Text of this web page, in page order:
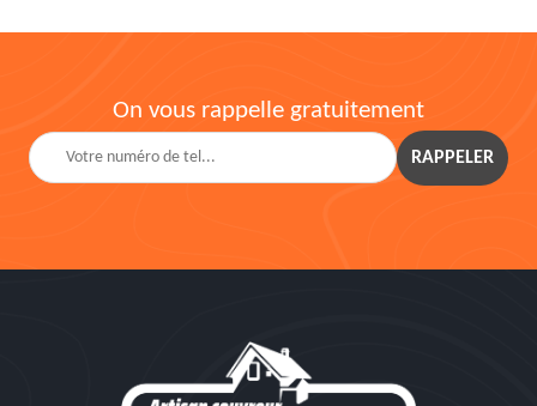
On vous rappelle gratuitement